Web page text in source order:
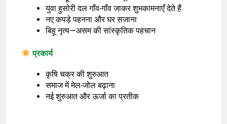
युवा हुसोरी दल गाँव-गाँव जाकर शुभकामनाएँ देते हैं
नए कपड़े पहनना और घर सजाना
बिहू नृत्य—असम की सांस्कृतिक पहचान
प्रकार्य
कृषि चक्र की शुरुआत
समाज में मेल-जोल बढ़ाना
नई शुरुआत और ऊर्जा का प्रतीक